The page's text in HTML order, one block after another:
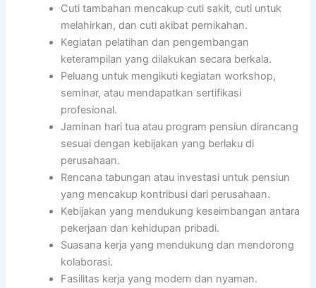
Cuti tambahan mencakup cuti sakit, cuti untuk
melahirkan, dan cuti akibat pernikahan.
Kegiatan pelatihan dan pengembangan
keterampilan yang dilakukan secara berkala.
Peluang untuk mengikuti kegiatan workshop,
seminar, atau mendapatkan sertifikasi
profesional.
Jaminan hari tua atau program pensiun dirancang
sesuai dengan kebijakan yang berlaku di
perusahaan.
Rencana tabungan atau investasi untuk pensiun
yang mencakup kontribusi dari perusahaan.
Kebijakan yang mendukung keseimbangan antara
pekerjaan dan kehidupan pribadi.
Suasana kerja yang mendukung dan mendorong
kolaborasi.
Fasilitas kerja yang modern dan nyaman.